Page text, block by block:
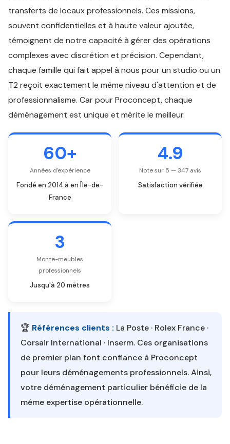
transferts de locaux professionnels. Ces missions,
souvent confidentielles et à haute valeur ajoutée,
témoignent de notre capacité à gérer des opérations
complexes avec discrétion et précision. Cependant,
chaque famille qui fait appel à nous pour un studio ou un
T2 reçoit exactement le même niveau d'attention et de
professionnalisme. Car pour Proconcept, chaque
déménagement est unique et mérite le meilleur.
60+
Années d'expérience
Fondé en 2014 à en Île-de-
France
4.9
Note sur 5 — 347 avis
Satisfaction vérifiée
3
Monte-meubles
professionnels
Jusqu'à 20 mètres
🏆 Références clients : La Poste · Rolex France ·
Corsair International · Inserm. Ces organisations
de premier plan font confiance à Proconcept
pour leurs déménagements professionnels. Ainsi,
votre déménagement particulier bénéficie de la
même expertise opérationnelle.